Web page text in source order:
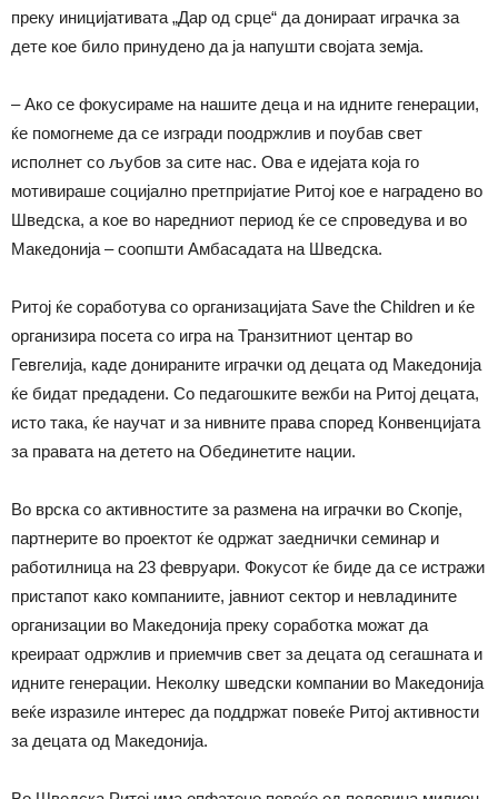
преку иницијативата „Дар од срце“ да донираат играчка за
дете кое било принудено да ја напушти својата земја.
– Ако се фокусираме на нашите деца и на идните генерации,
ќе помогнеме да се изгради поодржлив и поубав свет
исполнет со љубов за сите нас. Ова е идејата која го
мотивираше социјално претпријатие Ритој кое е наградено во
Шведска, а кое во наредниот период ќе се спроведува и во
Македонија – соопшти Амбасадата на Шведска.
Ритој ќе соработува со организацијата Save the Children и ќе
организира посета со игра на Транзитниот центар во
Гевгелија, каде донираните играчки од децата од Македонија
ќе бидат предадени. Со педагошките вежби на Ритој децата,
исто така, ќе научат и за нивните права според Конвенцијата
за правата на детето на Обединетите нации.
Во врска со активностите за размена на играчки во Скопје,
партнерите во проектот ќе одржат заеднички семинар и
работилница на 23 февруари. Фокусот ќе биде да се истражи
пристапот како компаниите, јавниот сектор и невладините
организации во Македонија преку соработка можат да
креираат одржлив и приемчив свет за децата од сегашната и
идните генерации. Неколку шведски компании во Македонија
веќе изразиле интерес да поддржат повеќе Ритој активности
за децата од Македонија.